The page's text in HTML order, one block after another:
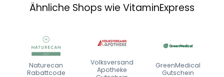
Ähnliche Shops wie VitaminExpress
Naturecan
Rabattcode
Volksversand
Apotheke
GreenMedical
Gutschein